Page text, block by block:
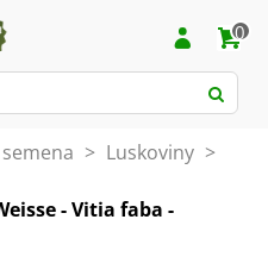
0
> Luskoviny >
- Vitia faba -